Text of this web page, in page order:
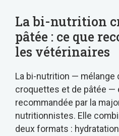
La bi-nutrition
pâtée : ce que
les vétérinaires
La bi-nutrition — mélange
croquettes et de pâtée —
recommandée par la
nutritionnistes. Elle
deux formats :